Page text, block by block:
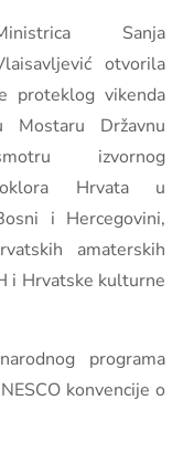
Sanja
otvorila
proteklog vikenda
Mostaru Državnu
izvornog
Hrvata u
i Hercegovini,
amaterskih
i Hrvatske kulturne
programa
konvencije o